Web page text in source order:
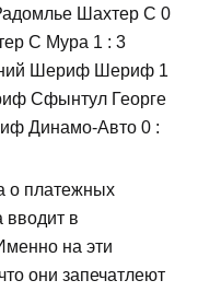
Шахтер С 0
С Мура 1 : 3
Шериф Шериф 1
Сфынтул Георге
Динамо-Авто 0 :
о платежных
вводит в
на эти
они запечатлеют